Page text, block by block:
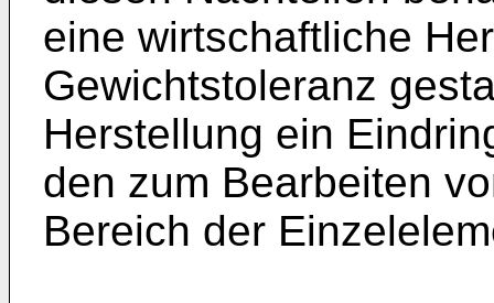
eine wirtschaftliche
Gewichtstoleranz
Herstellung ein
den zum Bearbeiten
Bereich der